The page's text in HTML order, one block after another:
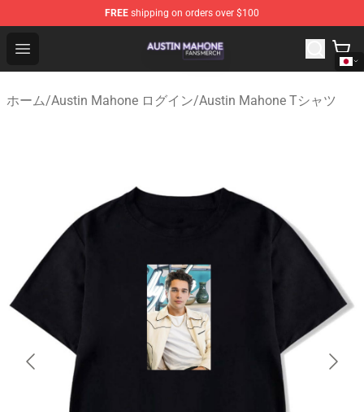
FREE shipping on orders over $100
Open menu
Austin Mahone Shop - Official Austin Mahone
ホーム/Austin Mahone ログイン/Austin Mahone Tシャツ